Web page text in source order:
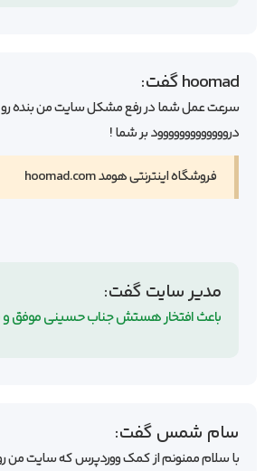
hoomadگفت:
سرعت عمل شما در رفع مشکل سایت من بنده
درووووووووووووود بر شما !
فروشگاه اینترنتی هومد hoomad.com
مدیر سایتگفت:
باعث افتخار هستش جناب حسینی موفق و
سام شمسگفت:
با سلام ممنونم از کمک ووردپرس که سایت من